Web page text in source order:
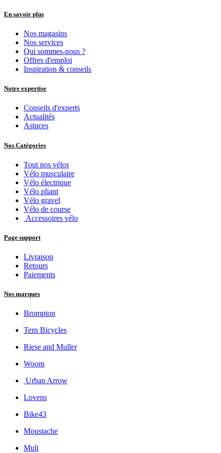
En savoir plus
Nos magasins
Nos services
Qui sommes-nous ?
Offres d'emploi
Inspiration & conseils
Notre expertise
Conseils d'experts
Actualités
Astuces
Nos Catégories
Tout nos vélos
Vélo musculaire
Vélo électrique
Vélo pliant
Vélo gravel
Vélo de course
Accessoires vélo
Page support
Livraison
Retours
Paiements
Nos marques
Brompton
Tern Bicycles
Riese and Muller
Woom
Urban Arrow
Lovens
Bike43
Moustache
Muli